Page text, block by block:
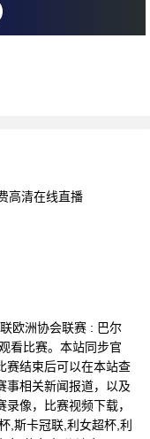
0
高清在线直播
欧洲协会联赛 : 巴尔
看比赛。本站同步官
赛结束后可以在本站查
事相关新闻报道，以及
像，比赛视频下载，
,斯卡冠联,利女超杯,利